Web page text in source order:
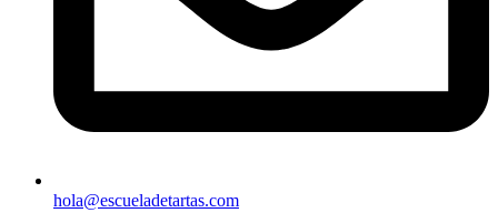
hola@escueladetartas.com